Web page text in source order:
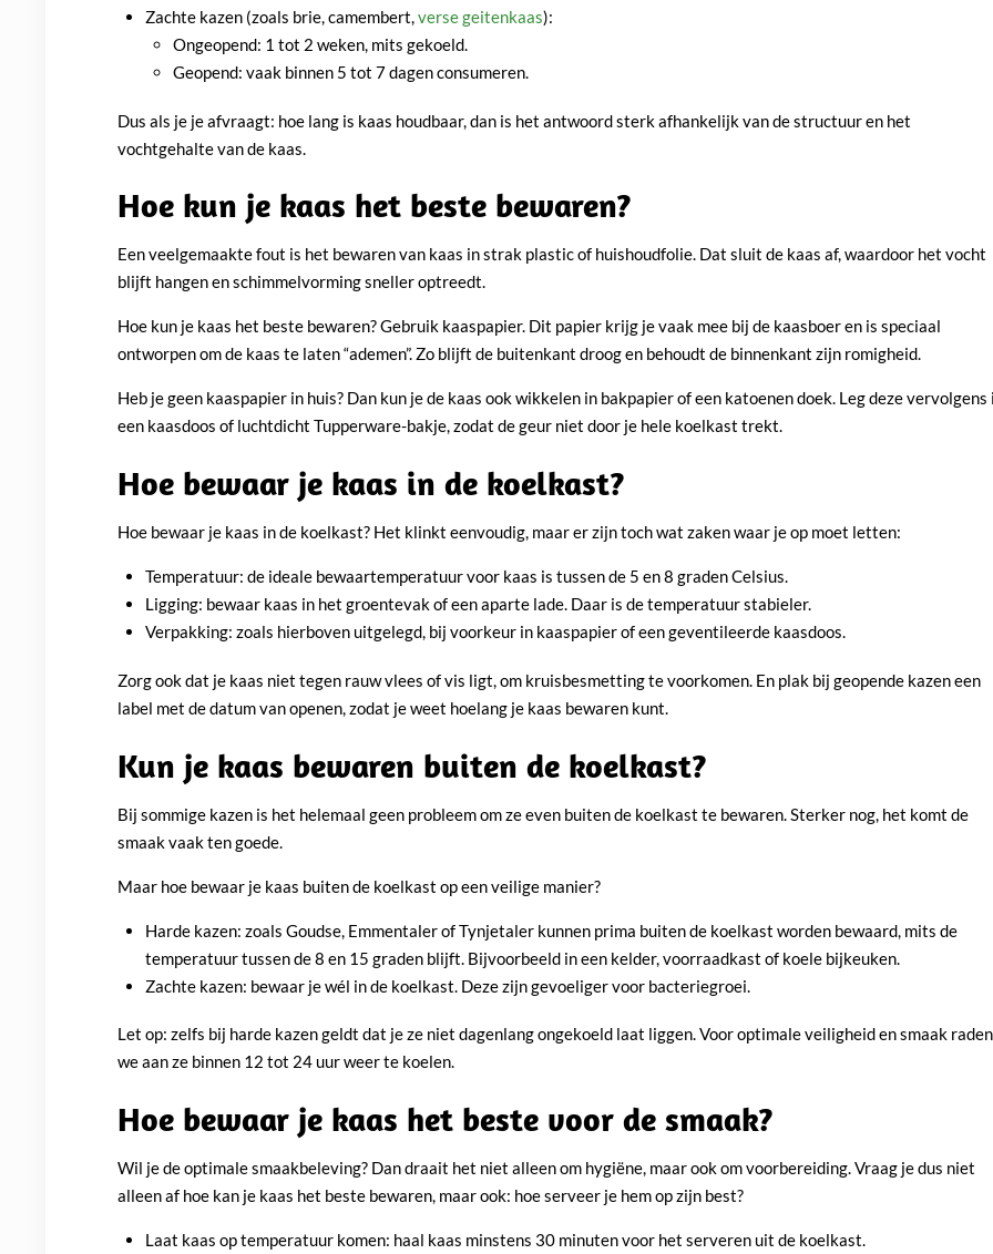
Zachte kazen (zoals brie, camembert,verse geitenkaas):
Ongeopend: 1 tot 2 weken, mits gekoeld.
Geopend: vaak binnen 5 tot 7 dagen consumeren.
Dus als je je afvraagt: hoe lang is kaas houdbaar, dan is het antwoord sterk afhankelijk van de structuur en het
vochtgehalte van de kaas.
Hoe kun je kaas het beste bewaren?
Een veelgemaakte fout is het bewaren van kaas in strak plastic of huishoudfolie. Dat sluit de kaas af, waardoor het vocht
blijft hangen en schimmelvorming sneller optreedt.
Hoe kun je kaas het beste bewaren? Gebruik kaaspapier. Dit papier krijg je vaak mee bij de kaasboer en is speciaal
ontworpen om de kaas te laten “ademen”. Zo blijft de buitenkant droog en behoudt de binnenkant zijn romigheid.
Heb je geen kaaspapier in huis? Dan kun je de kaas ook wikkelen in bakpapier of een katoenen doek. Leg deze vervolgens
een kaasdoos of luchtdicht Tupperware-bakje, zodat de geur niet door je hele koelkast trekt.
Hoe bewaar je kaas in de koelkast?
Hoe bewaar je kaas in de koelkast? Het klinkt eenvoudig, maar er zijn toch wat zaken waar je op moet letten:
Temperatuur: de ideale bewaartemperatuur voor kaas is tussen de 5 en 8 graden Celsius.
Ligging: bewaar kaas in het groentevak of een aparte lade. Daar is de temperatuur stabieler.
Verpakking: zoals hierboven uitgelegd, bij voorkeur in kaaspapier of een geventileerde kaasdoos.
Zorg ook dat je kaas niet tegen rauw vlees of vis ligt, om kruisbesmetting te voorkomen. En plak bij geopende kazen een
label met de datum van openen, zodat je weet hoelang je kaas bewaren kunt.
Kun je kaas bewaren buiten de koelkast?
Bij sommige kazen is het helemaal geen probleem om ze even buiten de koelkast te bewaren. Sterker nog, het komt de
smaak vaak ten goede.
Maar hoe bewaar je kaas buiten de koelkast op een veilige manier?
Harde kazen: zoals Goudse, Emmentaler of Tynjetaler kunnen prima buiten de koelkast worden bewaard, mits de
temperatuur tussen de 8 en 15 graden blijft. Bijvoorbeeld in een kelder, voorraadkast of koele bijkeuken.
Zachte kazen: bewaar je wél in de koelkast. Deze zijn gevoeliger voor bacteriegroei.
Let op: zelfs bij harde kazen geldt dat je ze niet dagenlang ongekoeld laat liggen. Voor optimale veiligheid en smaak raden
we aan ze binnen 12 tot 24 uur weer te koelen.
Hoe bewaar je kaas het beste voor de smaak?
Wil je de optimale smaakbeleving? Dan draait het niet alleen om hygiëne, maar ook om voorbereiding. Vraag je dus niet
alleen af hoe kan je kaas het beste bewaren, maar ook: hoe serveer je hem op zijn best?
Laat kaas op temperatuur komen: haal kaas minstens 30 minuten voor het serveren uit de koelkast.